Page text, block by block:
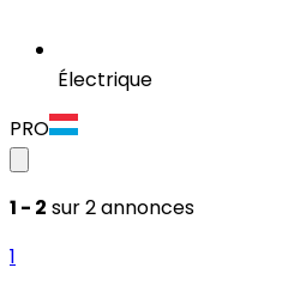
Électrique
PRO
1 - 2 sur 2 annonces
1